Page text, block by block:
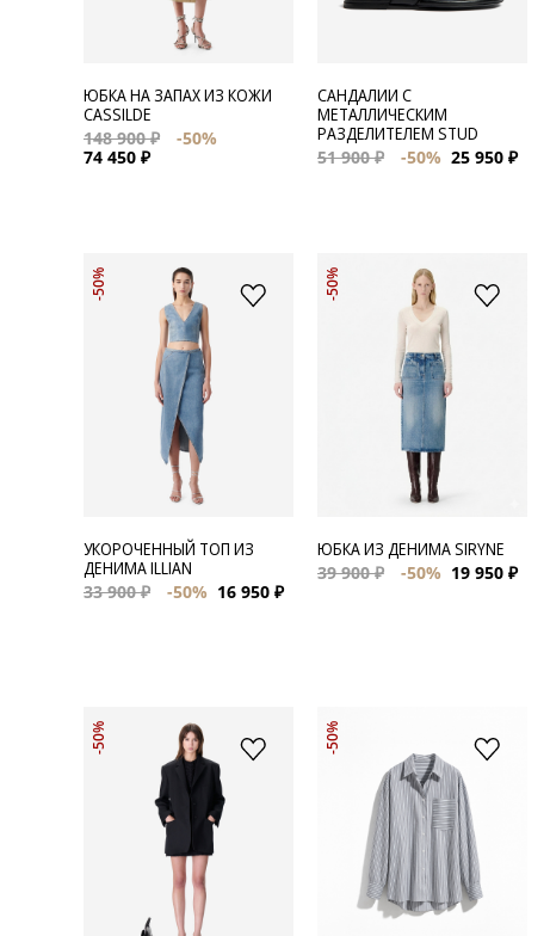
ЮБКА НА ЗАПАХ ИЗ КОЖИ
CASSILDE
148 900 ₽
-50%
74 450 ₽
САНДАЛИИ С
МЕТАЛЛИЧЕСКИМ
РАЗДЕЛИТЕЛЕМ STUD
51 900 ₽
-50% 25 950 ₽
-50%
УКОРОЧЕННЫЙ ТОП ИЗ
ДЕНИМА ILLIAN
33 900 ₽
-50% 16 950 ₽
-50%
ЮБКА ИЗ ДЕНИМА SIRYNE
39 900 ₽
-50% 19 950 ₽
-50% -50%